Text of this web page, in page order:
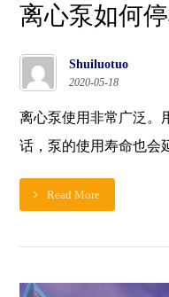
离心泵如何
Shuiluotuo
2020-05-18
离心泵使用非常广泛。
话，泵的使用寿命也会
Read More